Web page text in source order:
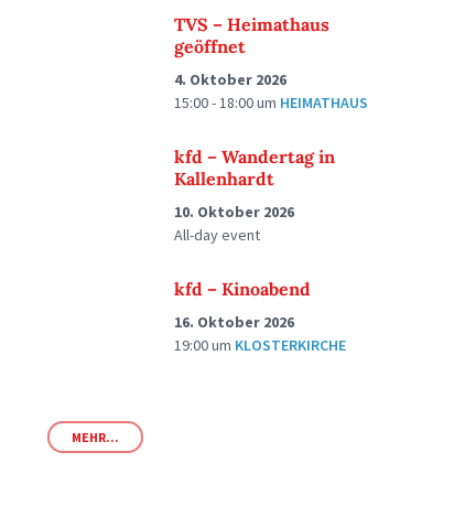
TVS – Heimathaus
geöffnet
4. Oktober 2026
15:00 - 18:00um HEIMATHAUS
kfd – Wandertag in
Kallenhardt
10. Oktober 2026
All-day event
kfd – Kinoabend
16. Oktober 2026
19:00um KLOSTERKIRCHE
MEHR...